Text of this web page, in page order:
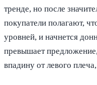
тренде, но после
покупатели полагают,
уровней, и начнется
превышает
впадину от левого